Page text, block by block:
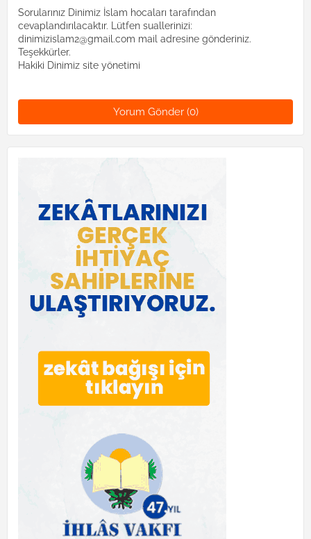
Sorularınız Dinimiz İslam hocaları tarafından
cevaplandırılacaktır. Lütfen suallerinizi:
dinimizislam2@gmail.com mail adresine gönderiniz.
Teşekkürler.
Hakiki Dinimiz site yönetimi
Yorum Gönder (0)